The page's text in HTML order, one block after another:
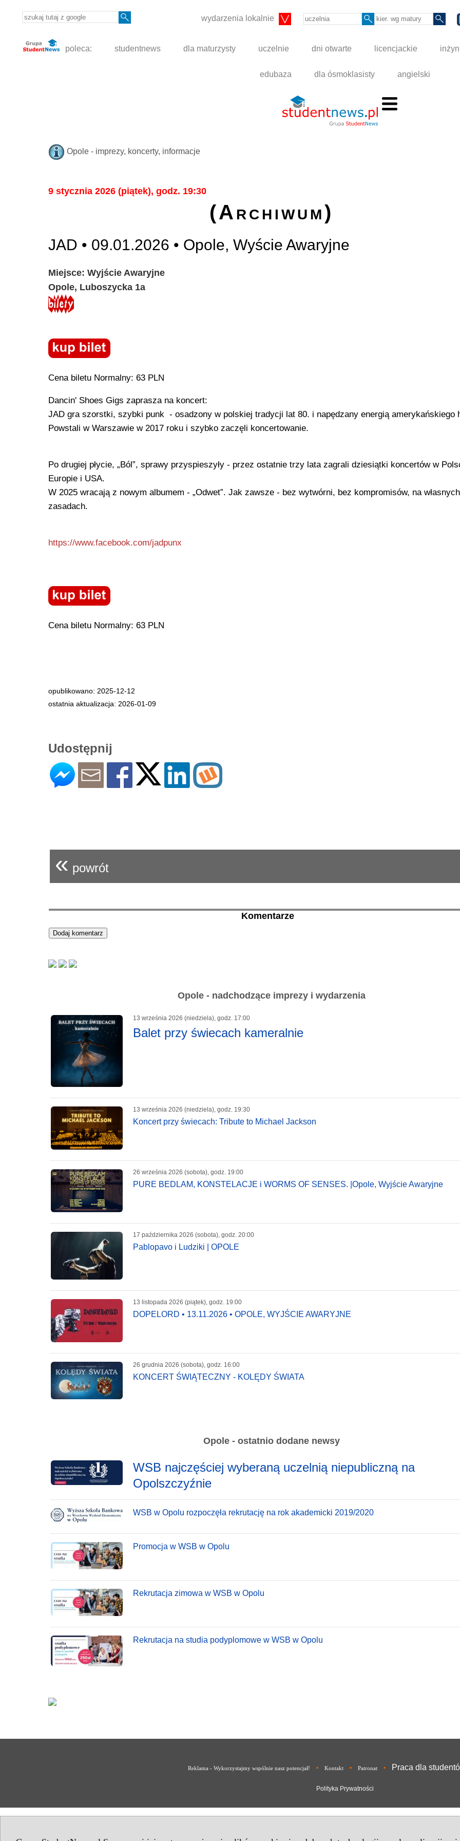
wydarzenia lokalnie
poleca: studentnews dla maturzysty uczelnie dni otwarte licencjackie
edubaza dla ósmoklasisty angielski
Opole - imprezy, koncerty, informacje
9 stycznia 2026 (piątek), godz. 19:30
(Archiwum)
JAD • 09.01.2026 • Opole, Wyście Awaryjne
Miejsce: Wyjście Awaryjne
Opole, Luboszycka 1a
Cena biletu Normalny: 63 PLN
Dancin' Shoes Gigs zaprasza na koncert:
JAD gra szorstki, szybki punk - osadzony w polskiej tradycji lat 80. i napędzany energią amerykańskiego
Powstali w Warszawie w 2017 roku i szybko zaczęli koncertowanie.
Po drugiej płycie, „Ból”, sprawy przyspieszyły - przez ostatnie trzy lata zagrali dziesiątki koncertów w
Europie i USA.
W 2025 wracają z nowym albumem - „Odwet”. Jak zawsze - bez wytwórni, bez kompromisów, na własnych
zasadach.
https://www.facebook.com/jadpunx
Cena biletu Normalny: 63 PLN
opublikowano: 2025-12-12
ostatnia aktualizacja: 2026-01-09
Udostępnij
« powrót
Komentarze
Opole - nadchodzące imprezy i wydarzenia
13 września 2026 (niedziela), godz. 17:00
Balet przy świecach kameralnie
13 września 2026 (niedziela), godz. 19:30
Koncert przy świecach: Tribute to Michael Jackson
26 września 2026 (sobota), godz. 19:00
PURE BEDLAM, KONSTELACJE i WORMS OF SENSES. |Opole, Wyjście Awaryjne
17 października 2026 (sobota), godz. 20:00
Pablopavo i Ludziki | OPOLE
13 listopada 2026 (piątek), godz. 19:00
DOPELORD • 13.11.2026 • OPOLE, WYJŚCIE AWARYJNE
26 grudnia 2026 (sobota), godz. 16:00
KONCERT ŚWIĄTECZNY - KOLĘDY ŚWIATA
Opole - ostatnio dodane newsy
WSB najczęściej wyberaną uczelnią niepubliczną na
Opolszczyźnie
WSB w Opolu rozpoczęła rekrutację na rok akademicki 2019/2020
Promocja w WSB w Opolu
Rekrutacja zimowa w WSB w Opolu
Rekrutacja na studia podyplomowe w WSB w Opolu
Reklama - Wykorzystajmy wspólnie nasz potencjał! • Kontakt • Patronat • Praca dla
Polityka Prywatności